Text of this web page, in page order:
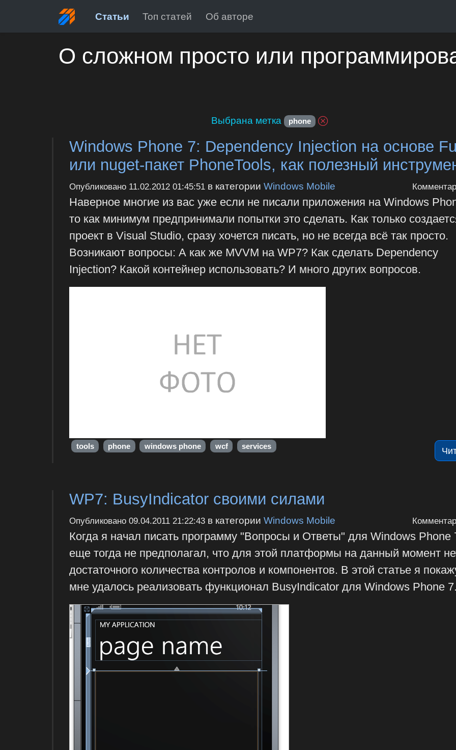
Статьи Топ статей Об авторе
О сложном просто или
Выбрана метка phone
Windows Phone 7: Dependency Injection на основе
или nuget-пакет PhoneTools, как полезный
Опубликовано 11.02.2012 01:45:51в категории Windows Mobile
Наверное многие из вас уже если не писали приложения на Windows
то как минимум предпринимали попытки это сделать. Как только
проект в Visual Studio, сразу хочется писать, но не всегда всё так просто.
Возникают вопросы: А как же MVVM на WP7? Как сделать Dependency
Injection? Какой контейнер использовать? И много других вопросов.
tools phone windows phone wcf services
WP7: BusyIndicator своими силами
Опубликовано 09.04.2011 21:22:43в категории Windows Mobile
Когда я начал писать программу "Вопросы и Ответы" для Windows Phone
еще тогда не предполагал, что для этой платформы на данный момент
достаточного количества контролов и компонентов. В этой статье я
мне удалось реализовать функционал BusyIndicator для Windows Phone